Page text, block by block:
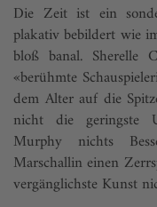
Die Zeit ist ein
plakativ bebildert wie
bloß banal. Sherelle
«berühmte
dem Alter auf die
nicht die geringste
Murphy nichts
Marschallin einen
vergänglichste Kunst